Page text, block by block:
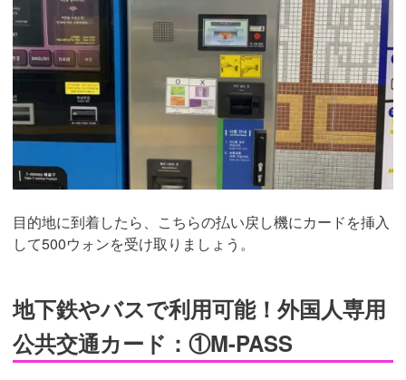
目的地に到着したら、こちらの払い戻し機にカードを挿入
して500ウォンを受け取りましょう。
地下鉄やバスで利用可能！外国人専用
公共交通カード：①M-PASS